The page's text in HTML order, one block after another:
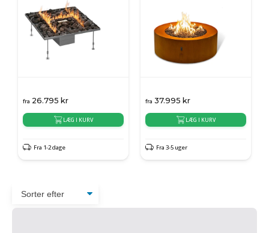
fra 26.795 kr
LÆG I KURV
Fra 1-2 dage
fra 37.995 kr
LÆG I KURV
Fra 3-5 uger